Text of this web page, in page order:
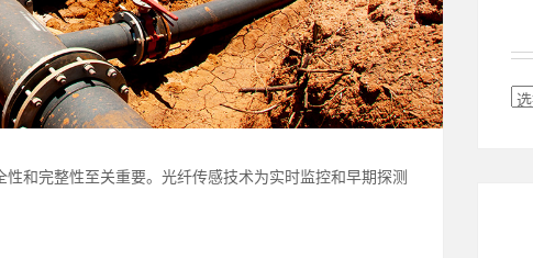
和完整性至关重要。光纤传感技术为实时监控和早期探测
分